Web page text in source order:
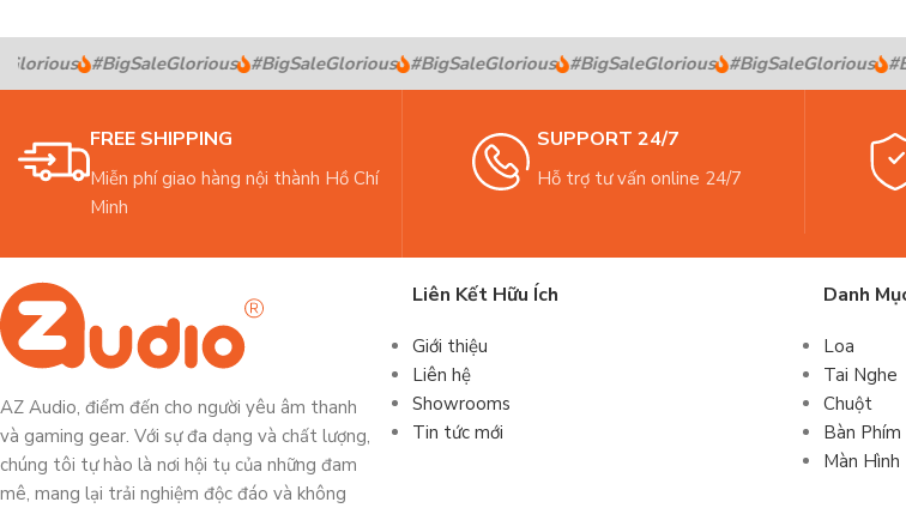
#BigSaleGlorious #BigSaleGlorious #BigSaleGlorious #BigSaleGlorious #BigSaleGlorious
FREE SHIPPING
Miễn phí giao hàng nội thành Hồ Chí
Minh
SUPPORT 24/7
Hỗ trợ tư vấn online 24/7
AZ Audio, điểm đến cho người yêu âm thanh
và gaming gear. Với sự đa dạng và chất lượng,
chúng tôi tự hào là nơi hội tụ của những đam
mê, mang lại trải nghiệm độc đáo và không
Liên Kết Hữu Ích
Giới thiệu
Liên hệ
Showrooms
Tin tức mới
Danh
Loa
Tai Nghe
Chuột
Bàn Phím
Màn Hình